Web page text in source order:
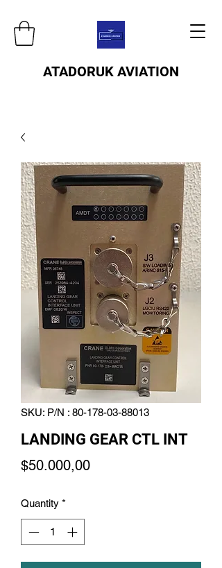
ATADORUK AVIATION
SKU: P/N : 80-178-03-88013
LANDING GEAR CTL INT
$50.000,00Price
Quantity *